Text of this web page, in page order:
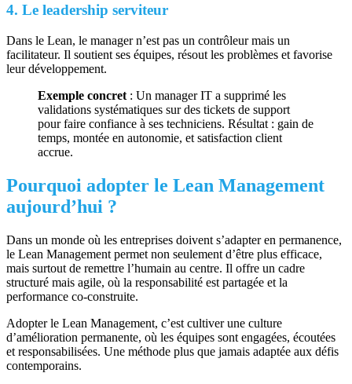
4. Le leadership serviteur
Dans le Lean, le manager n’est pas un contrôleur mais un
facilitateur. Il soutient ses équipes, résout les problèmes et favorise
leur développement.
Exemple concret : Un manager IT a supprimé les
validations systématiques sur des tickets de support
pour faire confiance à ses techniciens. Résultat : gain de
temps, montée en autonomie, et satisfaction client
accrue.
Pourquoi adopter le Lean Management
aujourd’hui ?
Dans un monde où les entreprises doivent s’adapter en permanence,
le Lean Management permet non seulement d’être plus efficace,
mais surtout de remettre l’humain au centre. Il offre un cadre
structuré mais agile, où la responsabilité est partagée et la
performance co-construite.
Adopter le Lean Management, c’est cultiver une culture
d’amélioration permanente, où les équipes sont engagées, écoutées
et responsabilisées. Une méthode plus que jamais adaptée aux défis
contemporains.